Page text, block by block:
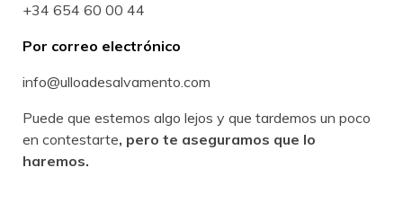
+34 654 60 00 44
Por correo electrónico
info@ulloadesalvamento.com
Puede que estemos algo lejos y que tardemos un poco
en contestarte, pero te aseguramos que lo
haremos.